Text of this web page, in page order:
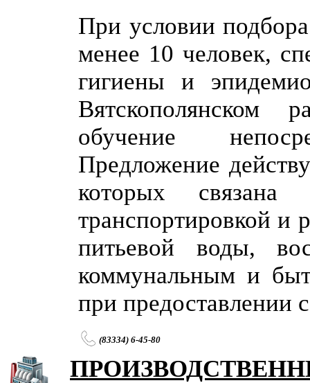
При условии
менее 10 человек,
гигиены и
Вятскополянском
обучение
Предложение
которых связана
транспортировкой и
питьевой воды,
коммунальным и
при предоставлении
(83334) 6-45-80